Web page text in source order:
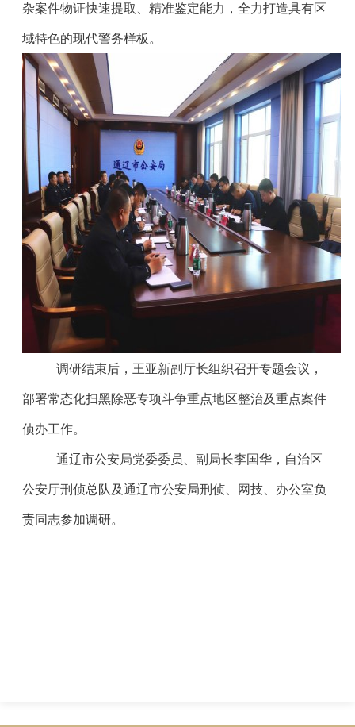
杂案件物证快速提取、精准鉴定能力，全力打造具有区
域特色的现代警务样板。
调研结束后， 王亚新副厅长组织召开专题会议，
部署常态化扫黑除恶专项斗争重点地区整治及重点案件
侦办工作。
通辽市公安局党委委员、副局长李国华，自治区
公安厅刑侦总队及通辽市公安局刑侦、网技、办公室负
责同志参加调研。